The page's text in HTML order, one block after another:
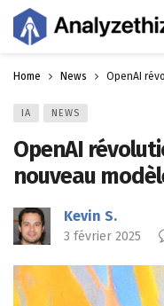
Home News OpenAI
IA NEWS
OpenAI
nouveau
Kevin S.
3 février 2025